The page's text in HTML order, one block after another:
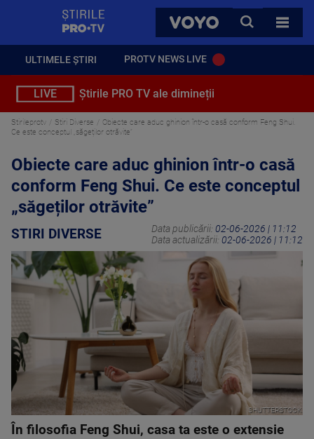
VOYO
CAUTA
TOATE
ULTIMELE ȘTIRI PROTV NEWS LIVE
LIVE Știrile PRO TV ale dimineții
Stirileprotv Stiri Diverse
Obiecte care aduc ghinion într-o casă conform Feng Shui.
Ce este conceptul „săgeților otrăvite”
Obiecte care aduc ghinion într-o casă
conform Feng Shui. Ce este conceptul
„săgeților otrăvite”
STIRI DIVERSE Data publicării: 02-06-2026 | 11:12
Data actualizării: 02-06-2026 | 11:12
SHUTTERSTOCK
În filosofia Feng Shui, casa ta este o extensie